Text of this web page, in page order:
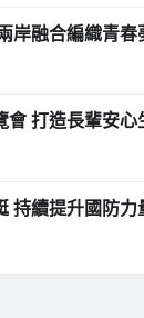
岸融合編織青春
會 打造長輩安
持續提升國防力